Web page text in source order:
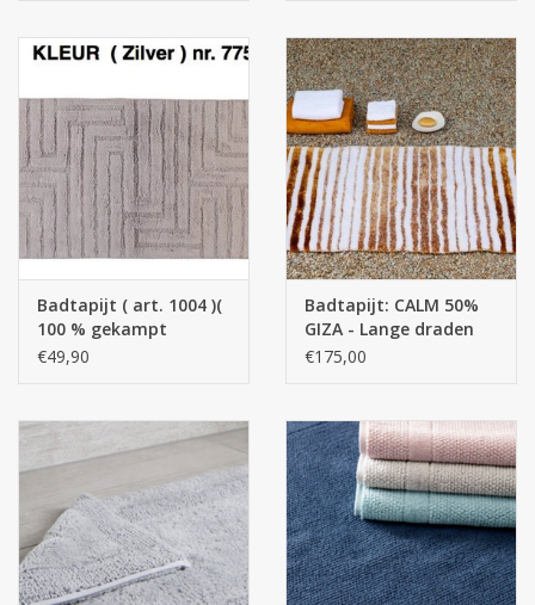
Badtapijt ( art. 1004 )(
100 % gekampt
katoen )
€49,90
Badtapijt: CALM 50%
GIZA - Lange draden
van Egyptisch katoen -
€175,00